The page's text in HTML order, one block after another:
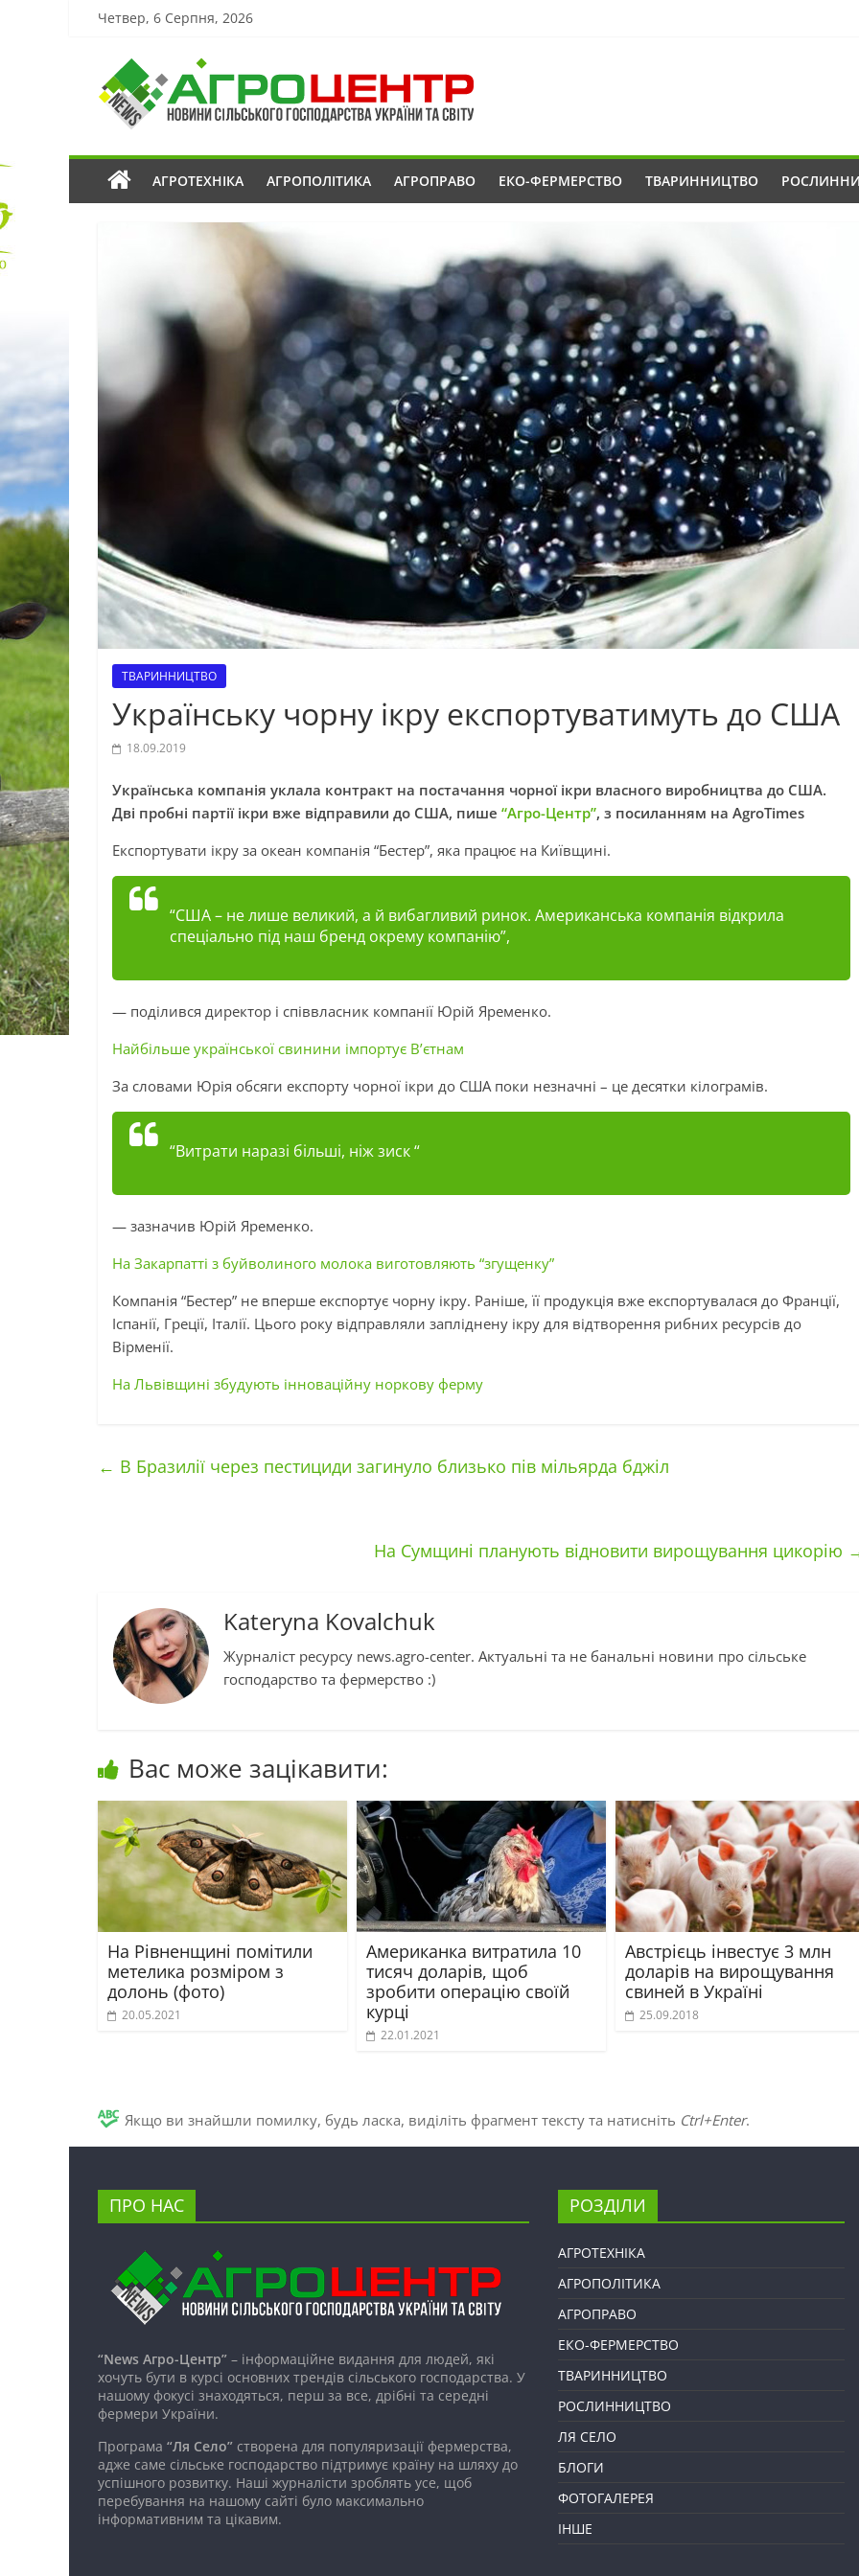
Четвер, 6 Серпня, 2026
АГРОТЕХНІКА АГРОПОЛІТИКА АГРОПРАВО ЕКО-ФЕРМЕРСТВО ТВАРИННИЦТВО
ТВАРИННИЦТВО
Українську чорну ікру експортуватимуть до США
18.09.2019
Українська компанія уклала контракт на постачання чорної ікри власного виробництва до США.
Дві пробні партії ікри вже відправили до США, пише “Агро-Центр”, з посиланням на AgroTimes
Експортувати ікру за океан компанія “Бестер”, яка працює на Київщині.
“США – не лише великий, а й вибагливий ринок. Американська компанія відкрила
спеціально під наш бренд окрему компанію”,
— поділився директор і співвласник компанії Юрій Яременко.
Найбільше української свинини імпортує В’єтнам
За словами Юрія обсяги експорту чорної ікри до США поки незначні – це десятки кілограмів.
“Витрати наразі більші, ніж зиск “
— зазначив Юрій Яременко.
На Закарпатті з буйволиного молока виготовляють “згущенку”
Компанія “Бестер” не вперше експортує чорну ікру. Раніше, її продукція вже експортувалася до Франції,
Іспанії, Греції, Італії. Цього року відправляли запліднену ікру для відтворення рибних ресурсів до
Вірменії.
На Львівщині збудують інноваційну норкову ферму
← В Бразилії через пестициди загинуло близько пів мільярда бджіл
На Сумщині планують відновити вирощування цикорію
Kateryna Kovalchuk
Журналіст ресурсу news.agro-center. Актуальні та не банальні новини про сільське
господарство та фермерство :)
Вас може зацікавити:
На Рівненщині помітили
метелика розміром з
долонь (фото)
20.05.2021
Американка витратила 10
тисяч доларів, щоб
зробити операцію своїй
курці
22.01.2021
Австрієць інвестує 3 млн
доларів на вирощування
свиней в Україні
25.09.2018
Якщо ви знайшли помилку, будь ласка, виділіть фрагмент тексту та натисніть Ctrl+Enter.
ПРО НАС
“News Агро-Центр” – інформаційне видання для людей, які
хочуть бути в курсі основних трендів сільського господарства. У
нашому фокусі знаходяться, перш за все, дрібні та середні
фермери України.
Програма “Ля Село” створена для популяризації фермерства,
адже саме сільське господарство підтримує країну на шляху до
успішного розвитку. Наші журналісти зроблять усе, щоб
перебування на нашому сайті було максимально
інформативним та цікавим.
РОЗДІЛИ
АГРОТЕХНІКА
АГРОПОЛІТИКА
АГРОПРАВО
ЕКО-ФЕРМЕРСТВО
ТВАРИННИЦТВО
РОСЛИННИЦТВО
ЛЯ СЕЛО
БЛОГИ
ФОТОГАЛЕРЕЯ
ІНШЕ